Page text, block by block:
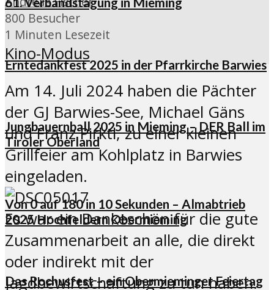
Erntedankfest 2025 in der Pfarrkirche Barwies
Jungbauernball 2025 in Mieming – DER Ball im
Tiroler Oberland
Von 0 auf 180 in 10 Sekunden – Almabtrieb
2025 Hochfeldern Obermieming
Das Rochusfest – ein Obermieminger Feiertag
800 Besucher
1 Minuten Lesezeit
Kino-Modus
Am 14. Juli 2024 haben die Pächter
der GJ Barwies-See, Michael Gäns
und Franz Pirktl, zu einer kleinen
Grillfeier am Kohlplatz in Barwies
eingeladen.
Es war ein Dankeschön für die gute
Zusammenarbeit an alle, die direkt
oder indirekt mit der
Jagdbewirtschaftung zu tun haben.